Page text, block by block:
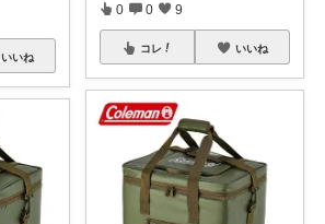
いいね
0 0 9
コレ いいね